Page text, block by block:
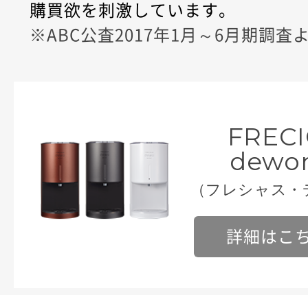
購買欲を刺激しています。
※ABC公査2017年1月～6月期調査
（フレシャス
詳細はこ